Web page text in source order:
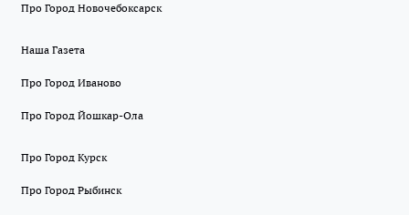
Про Город Новочебоксарск
Наша Газета
Про Город Иваново
Про Город Йошкар-Ола
Про Город Курск
Про Город Рыбинск